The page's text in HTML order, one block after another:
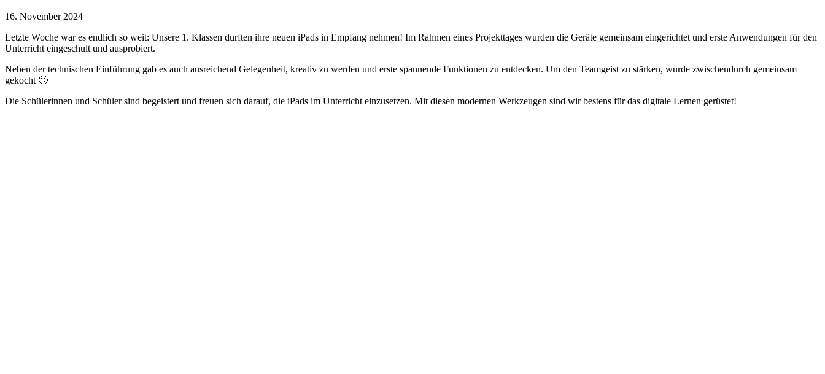
16. November 2024
Letzte Woche war es endlich so weit: Unsere 1. Klassen durften ihre neuen iPads in Empfang nehmen! Im Rahmen eines Projekttages wurden die Geräte gemeinsam eingerichtet und erste Anwendungen für den
Unterricht eingeschult und ausprobiert.
Neben der technischen Einführung gab es auch ausreichend Gelegenheit, kreativ zu werden und erste spannende Funktionen zu entdecken. Um den Teamgeist zu stärken, wurde zwischendurch gemeinsam
gekocht 🙂
Die Schülerinnen und Schüler sind begeistert und freuen sich darauf, die iPads im Unterricht einzusetzen. Mit diesen modernen Werkzeugen sind wir bestens für das digitale Lernen gerüstet!